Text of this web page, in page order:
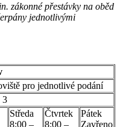
zákonné přestávky na oběd
jednotlivými
pro jednotlivé podání
3
Středa
8:00 –
Čtvrtek
8:00 –
Pátek
Zavřeno